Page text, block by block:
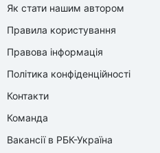
Як стати нашим автором
Правила користування
Правова інформація
Політика конфіденційності
Контакти
Команда
Вакансії в РБК-Україна